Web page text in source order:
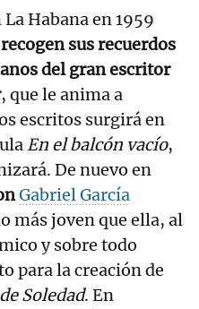
Habana en 1959
recogen sus recuerdos
del gran escritor
, que le anima a
escritos surgirá en
En el balcón vacío,
De nuevo en
Gabriel García
más joven que ella, al
y sobre todo
para la creación de
Soledad. En